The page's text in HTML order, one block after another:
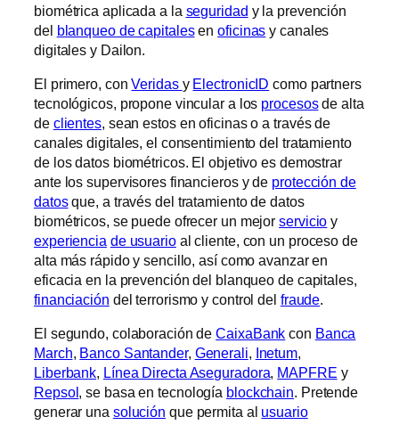
biométrica aplicada a la seguridad y la prevención
del blanqueo de capitalesenoficinas y canales
digitales y Dailon.
El primero, conVeridas y ElectronicID como partners
tecnológicos, propone vincular a los procesosde alta
de clientes, sean estos en oficinas o a través de
canales digitales, el consentimiento del tratamiento
de los datos biométricos. El objetivo es demostrar
ante los supervisores financieros y de protección de
datosque, a través del tratamiento de datos
biométricos, se puede ofrecer un mejorservicio y
experiencia de usuarioal cliente, con un proceso de
alta más rápido y sencillo, así como avanzar en
eficacia en la prevención del blanqueo de capitales,
financiación del terrorismo y control del fraude.
El segundo, colaboración deCaixaBank con Banca
March, Banco Santander, Generali, Inetum,
Liberbank, Línea Directa Aseguradora, MAPFRE y
Repsol, se basa en tecnología blockchain. Pretende
generar una solución que permita al usuario